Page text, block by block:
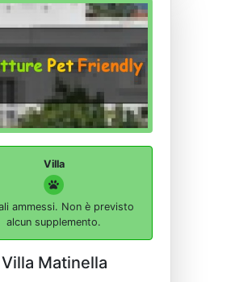
Villa
ammessi. Non è previsto
alcun supplemento.
Villa Matinella